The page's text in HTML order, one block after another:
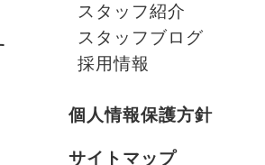
スタッフ紹介
スタッフブログ
採用情報
個人情報保護方針
サイトマップ